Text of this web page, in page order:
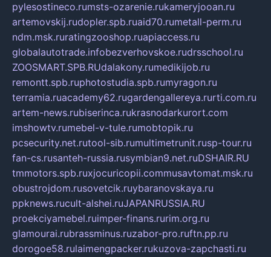
pylesostineco.rumsts-ozarenie.rukameryjooan.ru
artemovskij.rudopler.spb.ruaid70.rumetall-perm.ru
ndm.msk.ruratingzooshop.ruapiaccess.ru
globalautotrade.infobezverhovskoe.rudrsschool.ru
ZOOSMART.SPB.RUdalakony.rumedikijob.ru
remontt.spb.ruphotostudia.spb.rumyragon.ru
terramia.ruacademy62.rugardengallereya.rurti.com.ru
artem-news.rubiserinca.rukrasnodarkurort.com
imshowtv.rumebel-v-tule.rumobtopik.ru
pcsecurity.net.rutool-sib.rumultimetrunit.rusp-tour.ru
fan-cs.rusanteh-russia.rusymbian9.net.ruDSHAIR.RU
tmmotors.spb.ruxjocuricopii.commusavtomat.msk.ru
obustrojdom.rusovetcik.ruybaranovskaya.ru
ppknews.rucult-alshei.ruJAPANRUSSIA.RU
proekciyamebel.ruimper-finans.rurim.org.ru
glamourai.rubrassminus.ruzabor-pro.ruftn.pp.ru
dorogoe58.rulaimengpacker.rukuzova-zapchasti.ru